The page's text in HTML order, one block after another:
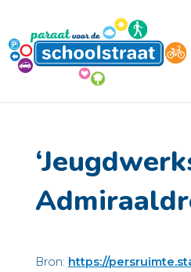
de
inhoud
Bron: https://